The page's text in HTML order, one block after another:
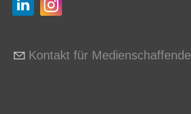
Kontakt für Medienschaffende